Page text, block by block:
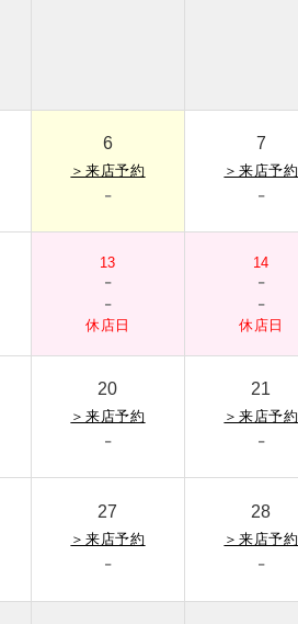
6
＞来店予約
-
7
＞来店予約
-
13
-
-
休店日
14
-
-
休店日
20
＞来店予約
-
21
＞来店予約
-
27
＞来店予約
-
28
＞来店予約
-